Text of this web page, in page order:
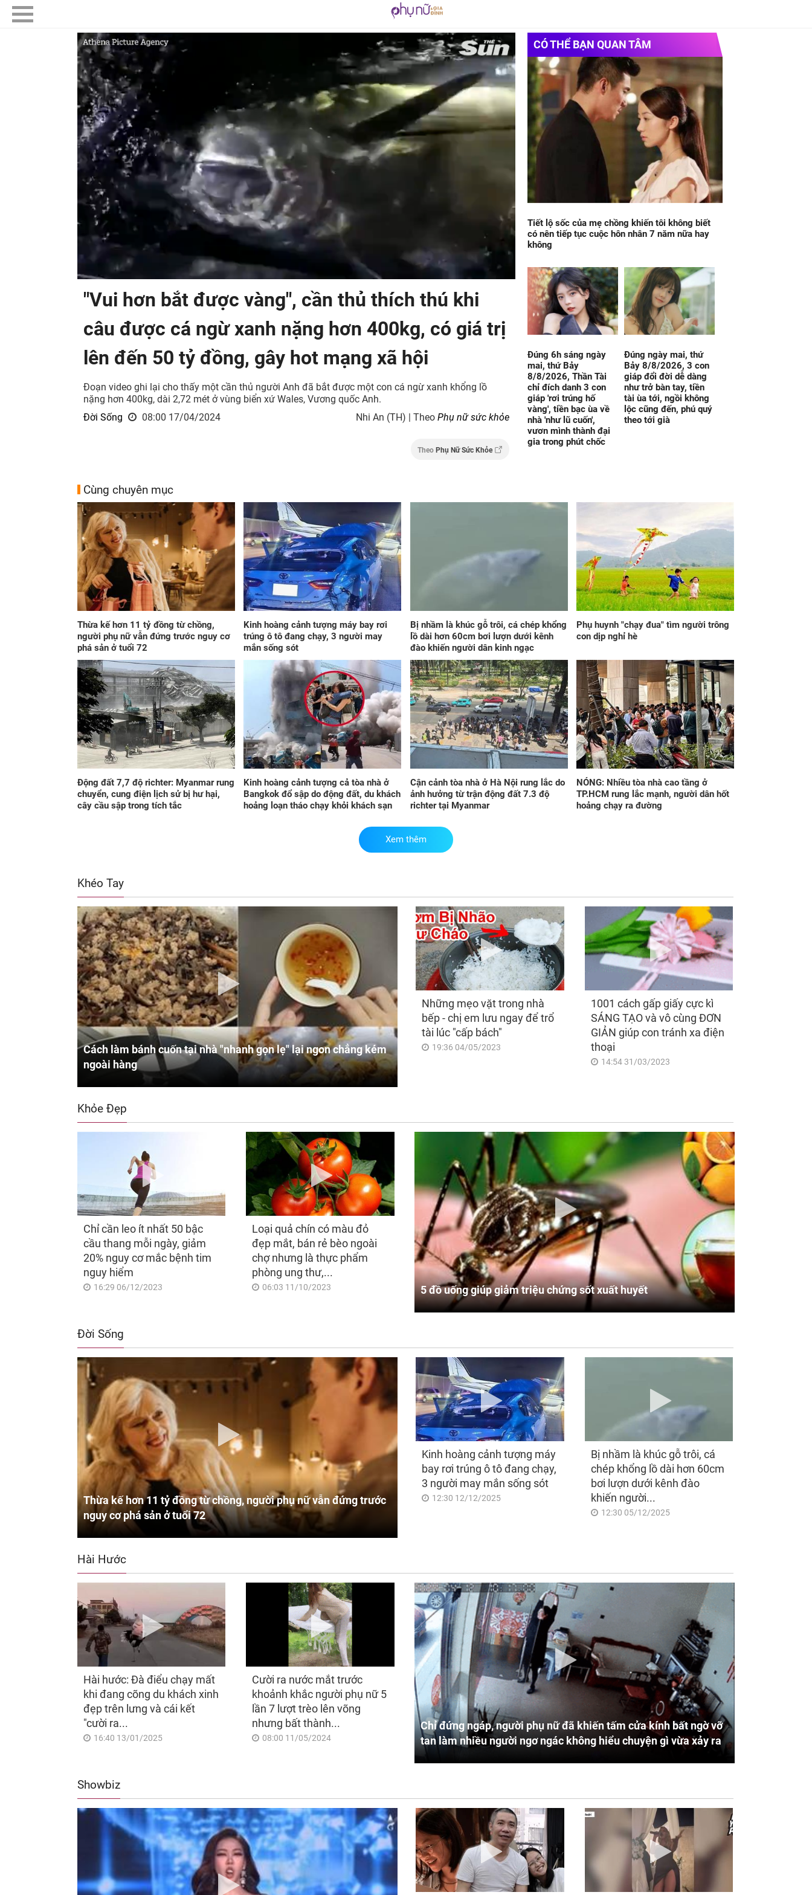
"Vui hơn bắt được vàng", cần thủ thích thú khi
câu được cá ngừ xanh nặng hơn 400kg, có giá trị
lên đến 50 tỷ đồng, gây hot mạng xã hội
Đoạn video ghi lại cho thấy một cần thủ người Anh đã bắt được một con cá ngừ xanh khổng lồ
nặng hơn 400kg, dài 2,72 mét ở vùng biển xứ Wales, Vương quốc Anh.
Đời Sống
08:00 17/04/2024 Nhi An (TH) | TheoPhụ nữ sức khỏe
TheoPhụ Nữ Sức Khỏe
CÓ THỂ BẠN QUAN TÂM
Tiết lộ sốc của mẹ chồng khiến tôi không biết
có nên tiếp tục cuộc hôn nhân 7 năm nữa hay
không
Đúng 6h sáng ngày
mai, thứ Bảy
8/8/2026, Thần Tài
chỉ đích danh 3 con
giáp 'rơi trúng hố
vàng', tiền bạc ùa về
nhà 'như lũ cuốn',
vươn mình thành đại
gia trong phút chốc
Đúng ngày mai, thứ
Bảy 8/8/2026, 3 con
giáp đổi đời dễ dàng
như trở bàn tay, tiền
tài ùa tới, ngồi không
lộc cũng đến, phú quý
theo tới già
Phát sinh việc bất
ngờ trước ngày ly hôn
khiến tôi hoảng loạn
và sau đó tỉnh ngộ
Kể từ ngày mai, thứ
Bảy 8/8/2026, Thần
Tài 'điểm mặt gọi tên',
3 con giáp lộc nhiều
hơn sông, tài vận
sáng như trăng Rằm,
chính thức hết khổ
Xét nghiệm để kiểm
tra máu tương thích
với con, chồng nghẹn
ngào tiết lộ bí mật
Lấy nhầm chồng rồi
trở thành trụ cột gia
đình, tôi rút ra bài học
về hôn nhân
con giáp 'ngửa đầu
đón quý nhân, cúi đầu
hốt tài lộc', giàu sang
bất chấp, tình duyên
viên mãn
giáp ra đường 'đụng
trúng hố vàng', mỏi
tay đếm tiền, giàu nứt
đố đổ vách
Cùng chuyên mục
Thừa kế hơn 11 tỷ đồng từ chồng,
người phụ nữ vẫn đứng trước nguy cơ
phá sản ở tuổi 72
Kinh hoàng cảnh tượng máy bay rơi
trúng ô tô đang chạy, 3 người may
mắn sống sót
Bị nhầm là khúc gỗ trôi, cá chép khổng
lồ dài hơn 60cm bơi lượn dưới kênh
đào khiến người dân kinh ngạc
Phụ huynh "chạy đua" tìm người trông
con dịp nghỉ hè
Động đất 7,7 độ richter: Myanmar rung
chuyển, cung điện lịch sử bị hư hại,
cây cầu sập trong tích tắc
Kinh hoàng cảnh tượng cả tòa nhà ở
Bangkok đổ sập do động đất, du khách
hoảng loạn tháo chạy khỏi khách sạn
Cận cảnh tòa nhà ở Hà Nội rung lắc do
ảnh hưởng từ trận động đất 7.3 độ
richter tại Myanmar
NÓNG: Nhiều tòa nhà cao tầng ở
TP.HCM rung lắc mạnh, người dân hốt
hoảng chạy ra đường
Xem thêm
Khéo Tay
Cách làm bánh cuốn tại nhà "nhanh gọn lẹ" lại ngon chẳng kém
ngoài hàng
Những mẹo vặt trong nhà
bếp - chị em lưu ngay để trổ
tài lúc "cấp bách"
19:36 04/05/2023
1001 cách gấp giấy cực kì
SÁNG TẠO và vô cùng ĐƠN
GIẢN giúp con tránh xa điện
thoại
14:54 31/03/2023
Khỏe Đẹp
Chỉ cần leo ít nhất 50 bậc
cầu thang mỗi ngày, giảm
20% nguy cơ mắc bệnh tim
nguy hiểm
16:29 06/12/2023
Loại quả chín có màu đỏ
đẹp mắt, bán rẻ bèo ngoài
chợ nhưng là thực phẩm
phòng ung thư,...
06:03 11/10/2023 5 đồ uống giúp giảm triệu chứng sốt xuất huyết
Đời Sống
Thừa kế hơn 11 tỷ đồng từ chồng, người phụ nữ vẫn đứng trước
nguy cơ phá sản ở tuổi 72
Kinh hoàng cảnh tượng máy
bay rơi trúng ô tô đang chạy,
3 người may mắn sống sót
12:30 12/12/2025
Bị nhầm là khúc gỗ trôi, cá
chép khổng lồ dài hơn 60cm
bơi lượn dưới kênh đào
khiến người...
12:30 05/12/2025
Hài Hước
Hài hước: Đà điểu chạy mất
khi đang cõng du khách xinh
đẹp trên lưng và cái kết
"cười ra...
16:40 13/01/2025
Cười ra nước mắt trước
khoảnh khắc người phụ nữ 5
lần 7 lượt trèo lên võng
nhưng bất thành...
08:00 11/05/2024
Chỉ đứng ngáp, người phụ nữ đã khiến tấm cửa kính bất ngờ vỡ
tan làm nhiều người ngơ ngác không hiểu chuyện gì vừa xảy ra
Showbiz